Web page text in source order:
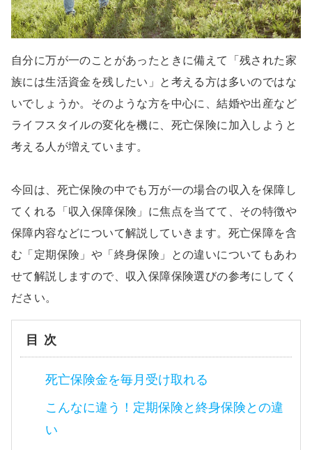
自分に万が一のことがあったときに備えて「残された家
族には生活資金を残したい」と考える方は多いのではな
いでしょうか。そのような方を中心に、結婚や出産など
ライフスタイルの変化を機に、死亡保険に加入しようと
考える人が増えています。
今回は、死亡保険の中でも万が一の場合の収入を保障し
てくれる「収入保障保険」に焦点を当てて、その特徴や
保障内容などについて解説していきます。死亡保障を含
む「定期保険」や「終身保険」との違いについてもあわ
せて解説しますので、収入保障保険選びの参考にしてく
ださい。
目次
死亡保険金を毎月受け取れる
こんなに違う！定期保険と終身保険との違
い